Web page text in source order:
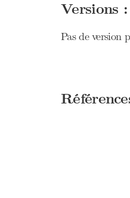
Versions :
Pas de version